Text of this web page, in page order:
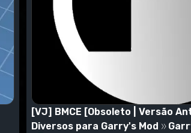
[VJ] BMCE [Obsoleto | Versão
Diversos para Garry's Mod